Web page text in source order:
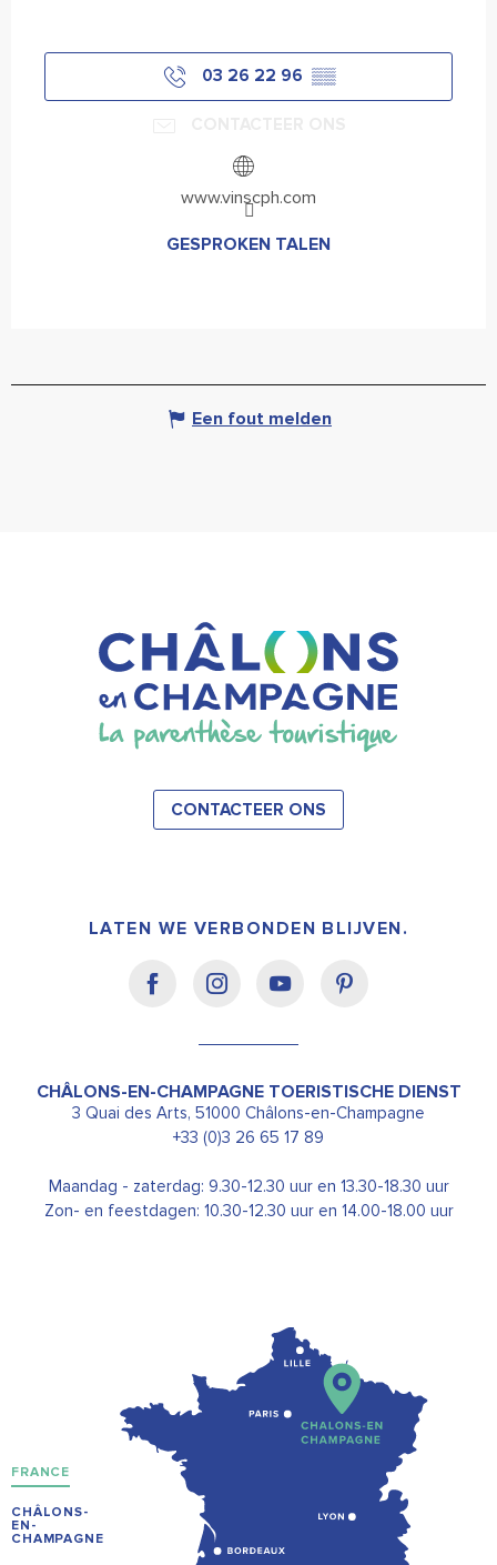
03 26 22 96 ▒▒
www.vinscph.com
GESPROKEN TALENGESPROKEN TALEN
Een fout melden
CONTACTEER ONS
LATEN WE VERBONDEN BLIJVEN.
CHÂLONS-EN-CHAMPAGNE TOERISTISCHE DIENST
3 Quai des Arts, 51000 Châlons-en-Champagne
+33 (0)3 26 65 17 89
Maandag - zaterdag: 9.30-12.30 uur en 13.30-18.30 uur
Zon- en feestdagen: 10.30-12.30 uur en 14.00-18.00 uur
FRANCE
CHÂLONS-
EN-
CHAMPAGNE